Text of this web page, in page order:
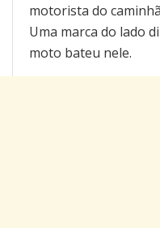
motorista do
Uma marca do lado
moto bateu nele.